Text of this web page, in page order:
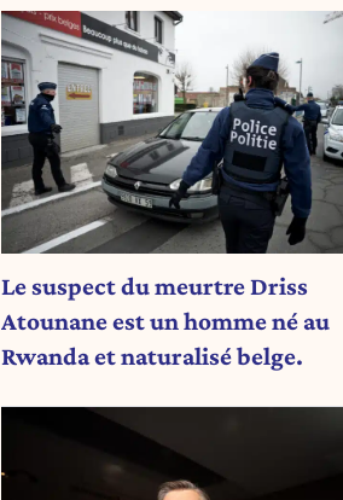
Le suspect du meurtre Driss
Atounane est un homme né au
Rwanda et naturalisé belge.